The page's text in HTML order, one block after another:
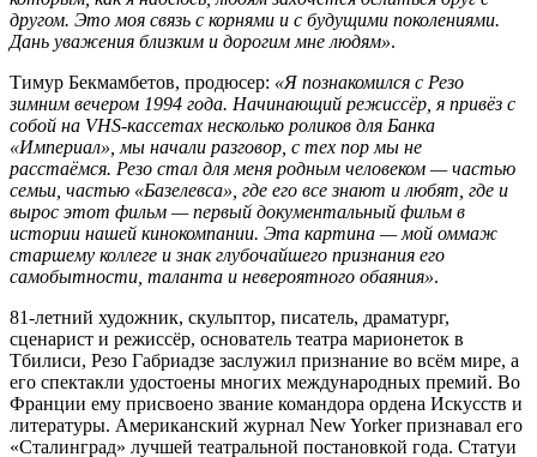
другом. Это моя связь с корнями и с будущими поколениями.
Дань уважения близким и дорогим мне людям».
Тимур Бекмамбетов, продюсер: «Я познакомился с Резо
зимним вечером 1994 года. Начинающий режиссёр, я привёз с
собой на VHS-кассетах несколько роликов для Банка
«Империал», мы начали разговор, с тех пор мы не
расстаёмся. Резо стал для меня родным человеком — частью
семьи, частью «Базелевса», где его все знают и любят, где и
вырос этот фильм — первый документальный фильм в
истории нашей кинокомпании. Эта картина — мой оммаж
старшему коллеге и знак глубочайшего признания его
самобытности, таланта и невероятного обаяния».
81-летний художник, скульптор, писатель, драматург,
сценарист и режиссёр, основатель театра марионеток в
Тбилиси, Резо Габриадзе заслужил признание во всём мире, а
его спектакли удостоены многих международных премий. Во
Франции ему присвоено звание командора ордена Искусств и
литературы. Американский журнал New Yorker признавал его
«Сталинград» лучшей театральной постановкой года. Статуи